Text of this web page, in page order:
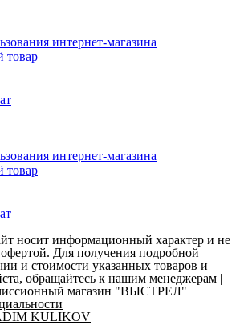
интернет-магазина
товар
интернет-магазина
товар
носит информационный характер и не
Для получения подробной
и стоимости указанных товаров и
обращайтесь к нашим менеджерам |
магазин "ВЫСТРЕЛ"
KULIKOV